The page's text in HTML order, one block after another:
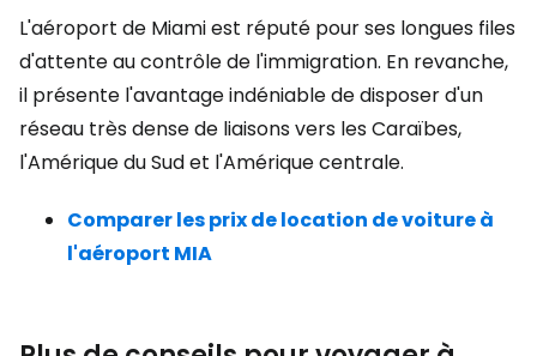
L'aéroport de Miami est réputé pour ses longues files
d'attente au contrôle de l'immigration. En revanche,
il présente l'avantage indéniable de disposer d'un
réseau très dense de liaisons vers les Caraïbes,
l'Amérique du Sud et l'Amérique centrale.
Comparer les prix de location de voiture à
l'aéroport MIA